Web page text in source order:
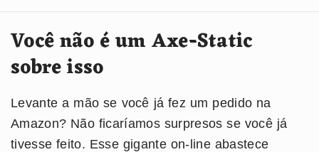
Você não é um Axe-Static
sobre isso
Levante a mão se você já fez um pedido na
Amazon? Não ficaríamos surpresos se você já
tivesse feito. Esse gigante on-line abastece